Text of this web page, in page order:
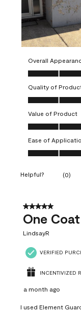
Overall
Overall
Quality of
Quality of
Value of Product
Value of Product,
Ease of
Ease of
Helpful? (0)
5 out of 5 stars.
One
LindsayR
VERIFIED
INCENTIVIZED
a month ago
I used Element